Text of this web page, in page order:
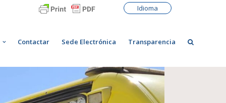
Idioma
Contactar Sede Electrónica Transparencia